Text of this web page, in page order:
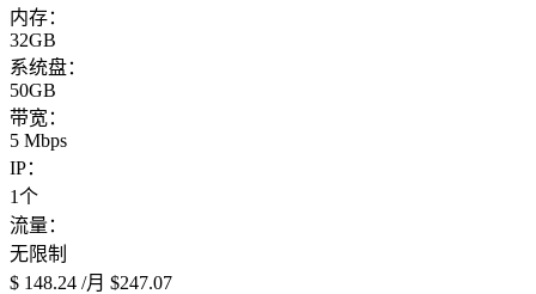
内存：
32GB
系统盘：
50GB
带宽：
5 Mbps
IP：
1个
流量：
无限制
$ 148.24 /月 $247.07